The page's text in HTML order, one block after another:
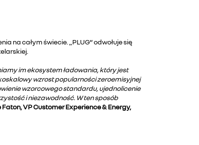
na całym świecie. „PLUG” odwołuje się
im ekosystem ładowania, który jest
wzrost popularności zeroemisyjnej
wzorcowego standardu, ujednolicenie
i niezawodność. W ten sposób
Faton, VP Customer Experience & Energy,